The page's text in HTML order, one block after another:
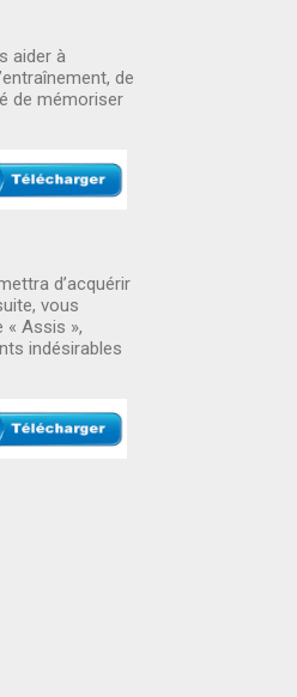
aider à
de
de mémoriser
d’acquérir
vous
« Assis »,
indésirables